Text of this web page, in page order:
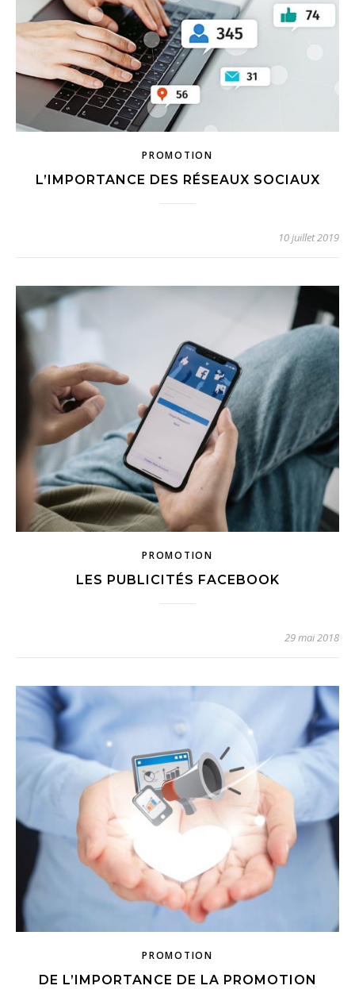
PROMOTION
L’IMPORTANCE DES RÉSEAUX SOCIAUX
10 juillet 2019
PROMOTION
LES PUBLICITÉS FACEBOOK
29 mai 2018
PROMOTION
DE L’IMPORTANCE DE LA PROMOTION